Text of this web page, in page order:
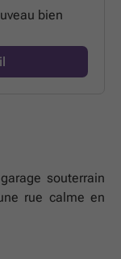
bien
souterrain
rue calme en